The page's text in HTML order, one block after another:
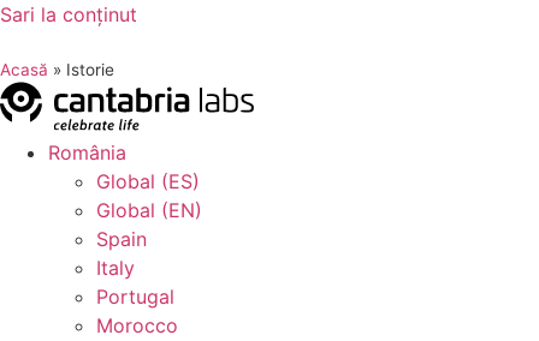
Sari la conținut
Acasă » Istorie
România
Global (ES)
Global (EN)
Spain
Italy
Portugal
Morocco